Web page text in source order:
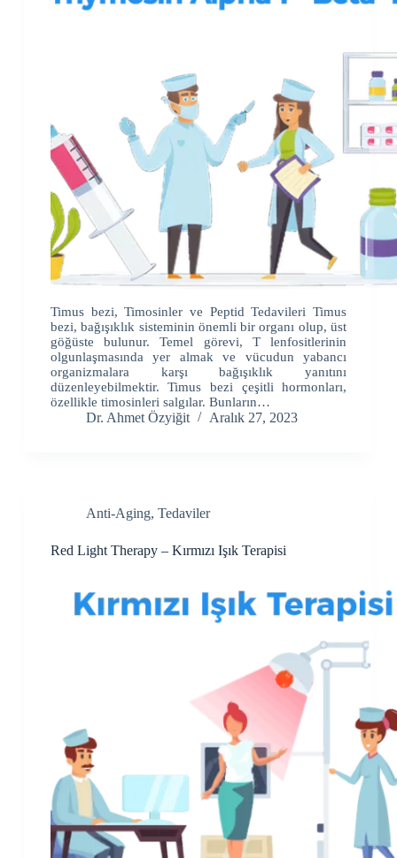
Timus bezi, Timosinler ve Peptid Tedavileri Timus
bezi, bağışıklık sisteminin önemli bir organı olup, üst
göğüste bulunur. Temel görevi, T lenfositlerinin
olgunlaşmasında yer almak ve vücudun yabancı
organizmalara karşı bağışıklık yanıtını
düzenleyebilmektir. Timus bezi çeşitli hormonları,
özellikle timosinleri salgılar. Bunların…
Dr. Ahmet Özyiğit Aralık 27, 2023
Anti-Aging, Tedaviler
Red Light Therapy – Kırmızı Işık Terapisi